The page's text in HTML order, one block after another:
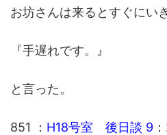
お坊さんは来るとすぐにい
『手遅れです。』
と言った。
851 ： H18号室 後日談 9